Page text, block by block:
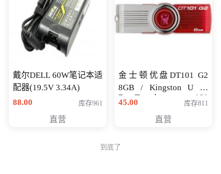
戴尔DELL 60W笔记本适
配器(19.5V 3.34A)
88.00
库存961
直营
金士顿优盘DT101 G2
8GB / Kingston U 盘
DataTraveler 101
Generati
45.00 库存811
直营
到底了